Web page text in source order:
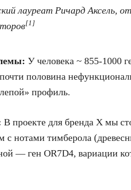
лауреат Ричард Аксель,
[1]
У человека ~ 855-1000
половина
профиль.
В проекте для бренда X мы
нотами тимберола
— ген OR7D4, вариации